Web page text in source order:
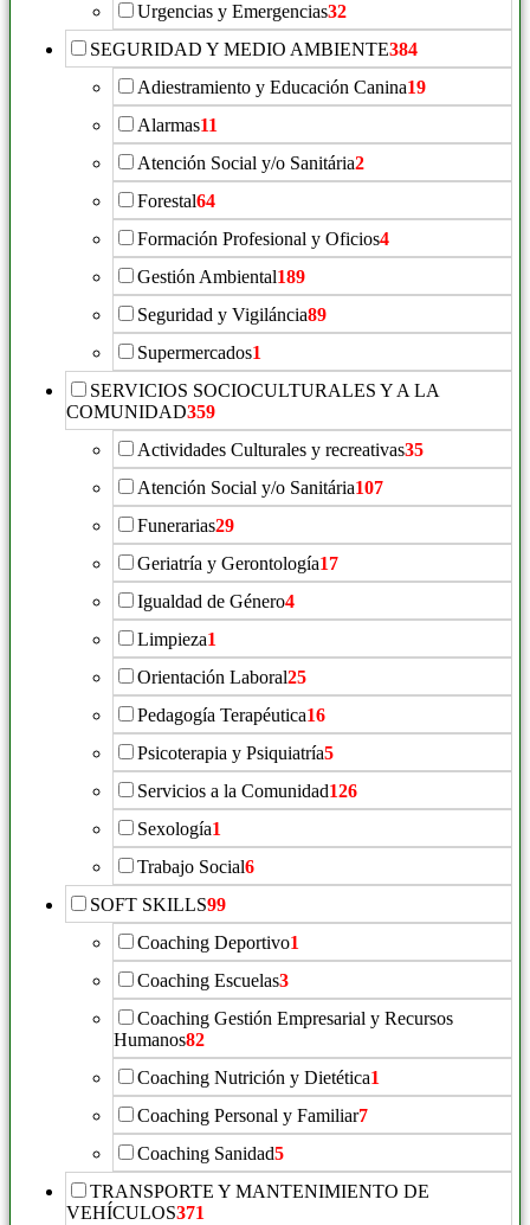
Urgencias y Emergencias32
SEGURIDAD Y MEDIO AMBIENTE384
Adiestramiento y Educación Canina19
Alarmas11
Atención Social y/o Sanitária2
Forestal64
Formación Profesional y Oficios4
Gestión Ambiental189
Seguridad y Vigiláncia89
Supermercados1
SERVICIOS SOCIOCULTURALES Y A LA
COMUNIDAD359
Actividades Culturales y recreativas35
Atención Social y/o Sanitária107
Funerarias29
Geriatría y Gerontología17
Igualdad de Género4
Limpieza1
Orientación Laboral25
Pedagogía Terapéutica16
Psicoterapia y Psiquiatría5
Servicios a la Comunidad126
Sexología1
Trabajo Social6
SOFT SKILLS99
Coaching Deportivo1
Coaching Escuelas3
Coaching Gestión Empresarial y Recursos
Humanos82
Coaching Nutrición y Dietética1
Coaching Personal y Familiar7
Coaching Sanidad5
TRANSPORTE Y MANTENIMIENTO DE
VEHÍCULOS371